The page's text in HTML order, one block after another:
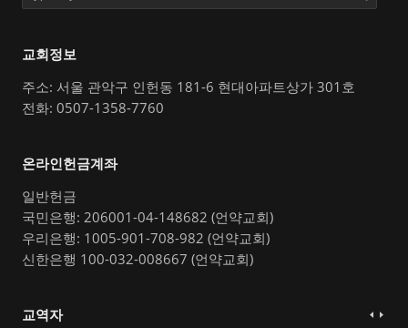
교회정보
주소: 서울 관악구 인헌동 181-6 현대아파트상가 301호
전화: 0507-1358-7760
온라인헌금계좌
일반헌금
국민은행: 206001-04-148682 (언약교회)
우리은행: 1005-901-708-982 (언약교회)
신한은행 100-032-008667 (언약교회)
교역자